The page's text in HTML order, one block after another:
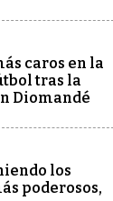
caros en la
tras la
Diomandé
los
poderosos,